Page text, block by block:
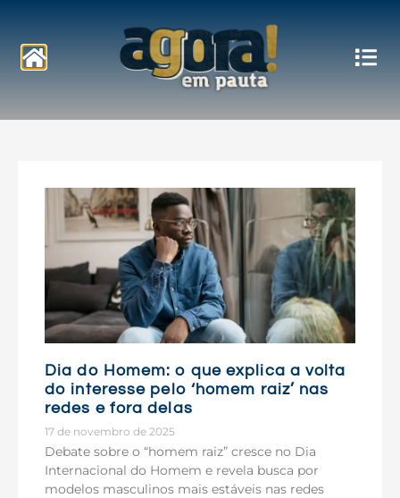
Notícias
Dia do Homem: o que explica a volta
do interesse pelo ‘homem raiz’ nas
redes e fora delas
17 de novembro de 2025
Debate sobre o “homem raiz” cresce no Dia
Internacional do Homem e revela busca por
modelos masculinos mais estáveis nas redes